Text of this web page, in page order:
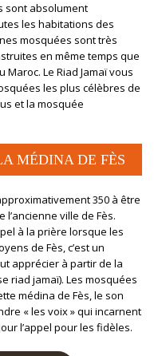
sont absolument
les habitations des
mosquées sont très
en même temps que
Le Riad Jamaï vous
les plus célèbres de
et la mosquée
MÉDINA DE FÈS
350 à être
ville de Fès.
à la prière lorsque les
de Fès, c’est un
apprécier à partir de la
riad jamaï). Les mosquées
médina de Fès, le son
« les voix » qui incarnent
l’appel pour les fidèles.